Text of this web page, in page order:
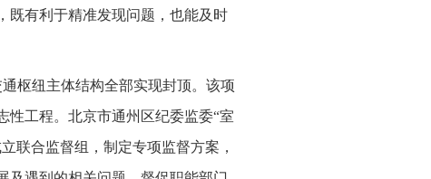
既有利于精准发现问题，也能及时
枢纽主体结构全部实现封顶。该项
性工程。北京市通州区纪委监委“室
联合监督组，制定专项监督方案，